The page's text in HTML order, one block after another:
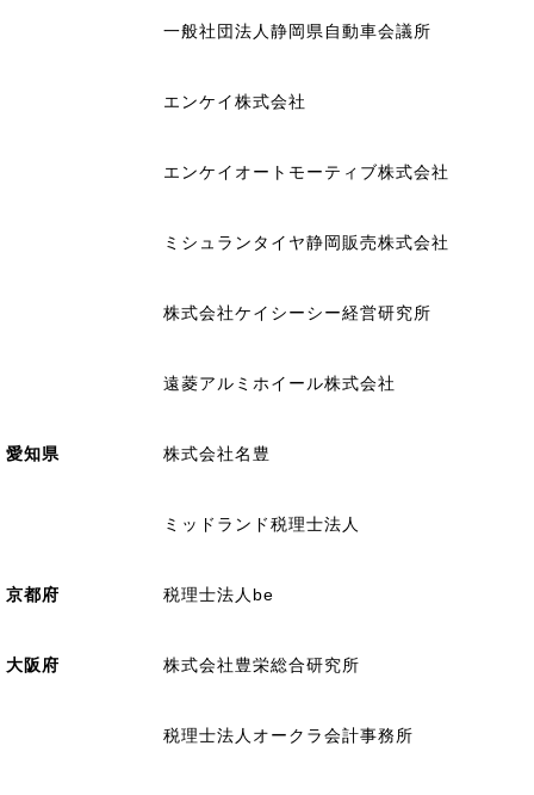
一般社団法人静岡県自動車会議所
エンケイ株式会社
エンケイオートモーティブ株式会社
ミシュランタイヤ静岡販売株式会社
株式会社ケイシーシー経営研究所
遠菱アルミホイール株式会社
愛知県 株式会社名豊
ミッドランド税理士法人
京都府 税理士法人be
大阪府 株式会社豊栄総合研究所
税理士法人オークラ会計事務所